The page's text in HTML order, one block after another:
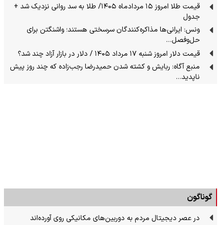
قیمت طلا امروز ۱۵ مردادماه ۱۴۰۵/ طلا به سد روانی نزدیک شد +
جدول
ونس: ایرانی‌ها مذاکره‌کنندگان سرسختی هستند؛ واشنگتن برای
حل‌وفصل…
قیمت دلار امروز شنبه ۱۷ مرداد ۱۴۰۵ / دلار در بازار آزاد چند شد؟
منبع آگاه: ربایش و کشته شدن حمیدرضا رجب‌زاده که چند روز پیش
ناپدید…
گوناگون
در عصر دیجیتال مردم به دوربین‌های مکانیکی روی آورده‌اند